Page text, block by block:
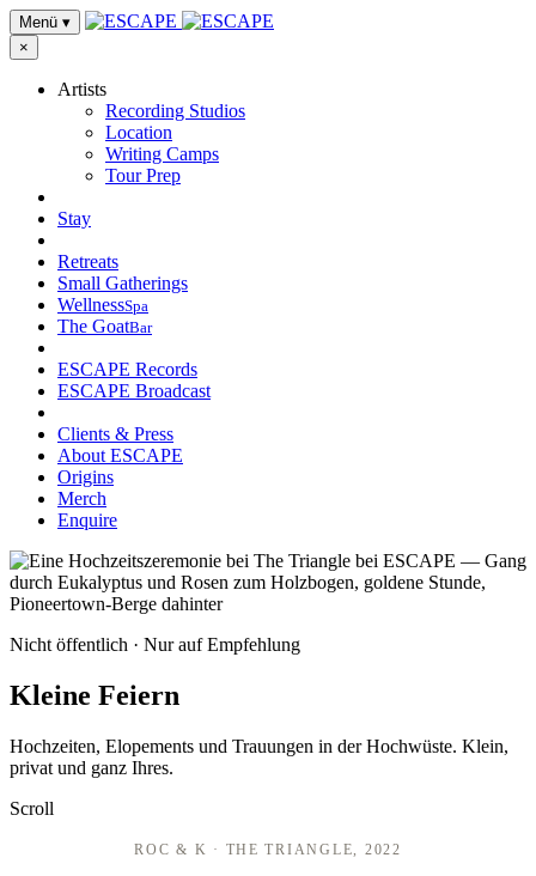
Menü ▾
×
Artists
Recording Studios
Location
Writing Camps
Tour Prep
Stay
Retreats
Small Gatherings
WellnessSpa
The GoatBar
ESCAPE Records
ESCAPE Broadcast
Clients & Press
About ESCAPE
Origins
Merch
Enquire
Nicht öffentlich · Nur auf Empfehlung
Kleine Feiern
Hochzeiten, Elopements und Trauungen in der Hochwüste. Klein,
privat und ganz Ihres.
Scroll
ROC & K · THE TRIANGLE, 2022